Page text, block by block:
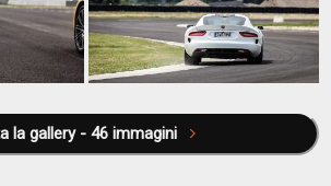
Tutta la gallery - 46 immagini